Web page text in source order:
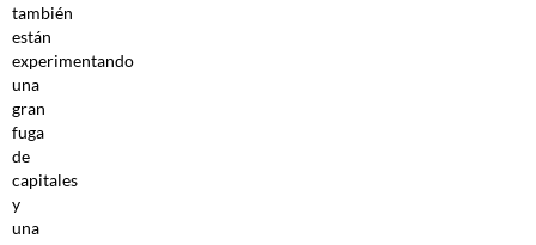
también
están
experimentando
una
gran
fuga
de
capitales
y
una